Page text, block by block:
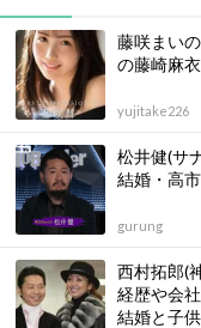
藤咲まい
の藤崎麻
yujitake226
松井健(サ
結婚・高
gurung
西村拓郎(
経歴や会
結婚と子